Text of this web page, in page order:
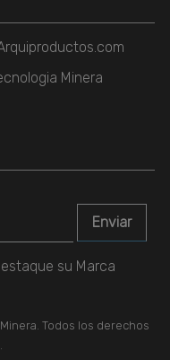
Minera
su Marca
Todos los derechos